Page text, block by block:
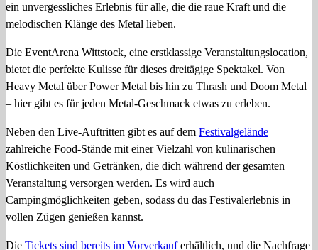
ein unvergessliches Erlebnis für alle, die die raue Kraft und die
melodischen Klänge des Metal lieben.
Die EventArena Wittstock, eine erstklassige Veranstaltungslocation,
bietet die perfekte Kulisse für dieses dreitägige Spektakel. Von
Heavy Metal über Power Metal bis hin zu Thrash und Doom Metal
– hier gibt es für jeden Metal-Geschmack etwas zu erleben.
Neben den Live-Auftritten gibt es auf dem Festivalgelände
zahlreiche Food-Stände mit einer Vielzahl von kulinarischen
Köstlichkeiten und Getränken, die dich während der gesamten
Veranstaltung versorgen werden. Es wird auch
Campingmöglichkeiten geben, sodass du das Festivalerlebnis in
vollen Zügen genießen kannst.
Die Tickets sind bereits im Vorverkauferhältlich, und die Nachfrage